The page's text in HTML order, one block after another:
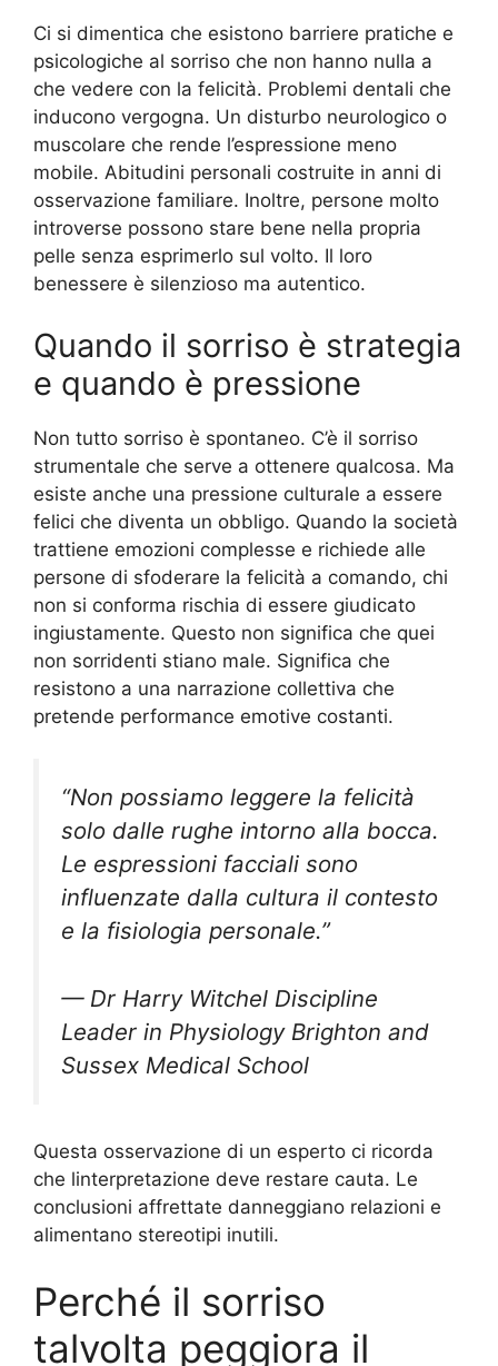
Ci si dimentica che esistono barriere pratiche e
psicologiche al sorriso che non hanno nulla a
che vedere con la felicità. Problemi dentali che
inducono vergogna. Un disturbo neurologico o
muscolare che rende l’espressione meno
mobile. Abitudini personali costruite in anni di
osservazione familiare. Inoltre, persone molto
introverse possono stare bene nella propria
pelle senza esprimerlo sul volto. Il loro
benessere è silenzioso ma autentico.
Quando il sorriso è strategia
e quando è pressione
Non tutto sorriso è spontaneo. C’è il sorriso
strumentale che serve a ottenere qualcosa. Ma
esiste anche una pressione culturale a essere
felici che diventa un obbligo. Quando la società
trattiene emozioni complesse e richiede alle
persone di sfoderare la felicità a comando, chi
non si conforma rischia di essere giudicato
ingiustamente. Questo non significa che quei
non sorridenti stiano male. Significa che
resistono a una narrazione collettiva che
pretende performance emotive costanti.
“Non possiamo leggere la felicità
solo dalle rughe intorno alla bocca.
Le espressioni facciali sono
influenzate dalla cultura il contesto
e la fisiologia personale.”
— Dr Harry Witchel Discipline
Leader in Physiology Brighton and
Sussex Medical School
Questa osservazione di un esperto ci ricorda
che linterpretazione deve restare cauta. Le
conclusioni affrettate danneggiano relazioni e
alimentano stereotipi inutili.
Perché il sorriso
talvolta peggiora il